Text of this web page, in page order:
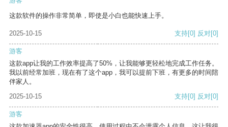
这款软件的操作非常简单，即使是小白也能快速上手。
2025-10-15 支持[0] 反对[0]
游客
这款app让我的工作效率提高了50%，让我能够更轻松地完成工作任务。
我以前经常加班，现在有了这个app，我可以提前下班，有更多的时间陪
伴家人。
2025-10-15
支持[0] 反对[0]
游客